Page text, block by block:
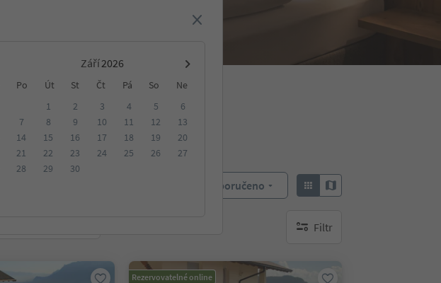
Září
Po Út St Čt Pá So
Ne
1 2 3 4 5
6
7
8 9 10 11 12
13
14
15 16 17 18 19
20
21
22 23 24 25 26
27
28
29 30
Doporučeno
Filtr
brak aktywnych filtrów
Rezervovatelné online